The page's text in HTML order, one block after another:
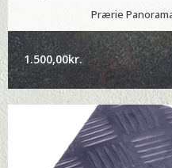
Prærie
1.500,00kr.
This
product
has
variants.